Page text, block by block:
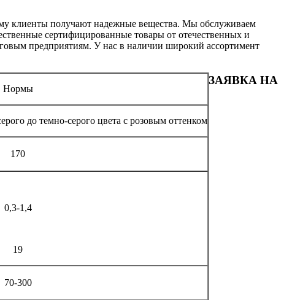
клиенты получают надежные вещества. Мы обслуживаем
сертифицированные товары от отечественных и
предприятиям. У нас в наличии широкий ассортимент
Нормы
до темно-серого цвета с розовым оттенком
170
0,3-1,4
19
70-300
ЗАЯВКА НА